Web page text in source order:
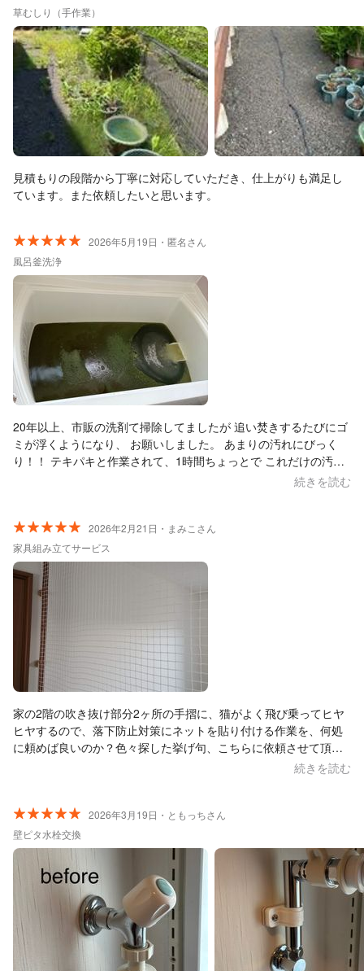
草むしり（手作業）
見積もりの段階から丁寧に対応していただき、仕上がりも満足し
ています。また依頼したいと思います。
2026年5月19日・匿名さん
風呂釜洗浄
20年以上、市販の洗剤て掃除してましたが 追い焚きするたびにゴ
ミが浮くようになり、 お願いしました。 あまりの汚れにびっく
り！！ テキパキと作業されて、1時間ちょっとで これだけの汚れ
続きを読む
2026年2月21日・まみこさん
家具組み立てサービス
家の2階の吹き抜け部分2ヶ所の手摺に、猫がよく飛び乗ってヒヤ
ヒヤするので、落下防止対策にネットを貼り付ける作業を、何処
に頼めば良いのか？色々探した挙げ句、こちらに依頼させて頂き
満足です。これで猫が乗っても安心です！打ち合わせ、作業に来
られた店長の大友さんのお人柄も良くて、お話ししやすいし、と
ても丁寧な方です。最後に現場の掃除も綺麗にして頂いていまし
た。 又何か家の事で困り事があったら大友さんにお願いしたいと
思います。この度はどうもありがとうございました。
続きを読む
2026年3月19日・ともっちさん
壁ピタ水栓交換